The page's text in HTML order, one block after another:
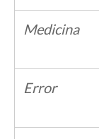
Medicina
Error